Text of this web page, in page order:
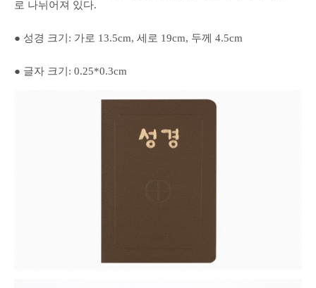
로 나뉘어져 있다.
● 성경 크기: 가로 13.5cm, 세로 19cm, 두께 4.5cm
● ​글자 크기: 0.25*0.3cm